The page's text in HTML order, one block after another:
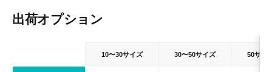
出荷オプション
10〜30サイズ 30〜50サイズ 50サイ